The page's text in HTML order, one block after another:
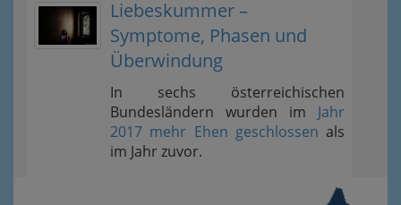
Liebeskummer –
Symptome, Phasen und
Überwindung
In sechs österreichischen
Bundesländern wurden im Jahr
2017 mehr Ehen geschlossen als
im Jahr zuvor.